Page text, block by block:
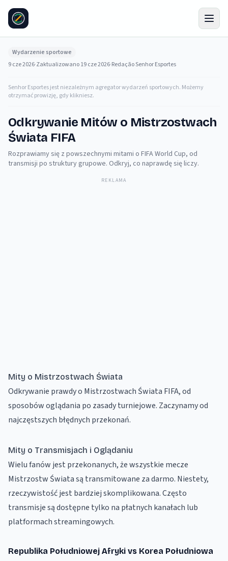
Wydarzenie sportowe
9 cze 2026·Zaktualizowano19 cze 2026·Redação Senhor Esportes
Senhor Esportes jest niezależnym agregator wydarzeń sportowych. Możemy
otrzymać prowizję, gdy klikniesz.
Odkrywanie Mitów o Mistrzostwach
Świata FIFA
Rozprawiamy się z powszechnymi mitami o FIFA World Cup, od
transmisji po struktury grupowe. Odkryj, co naprawdę się liczy.
REKLAMA
Mity o Mistrzostwach Świata
Odkrywanie prawdy o Mistrzostwach Świata FIFA, od
sposobów oglądania po zasady turniejowe. Zaczynamy od
najczęstszych błędnych przekonań.
Mity o Transmisjach i Oglądaniu
Wielu fanów jest przekonanych, że wszystkie mecze
Mistrzostw Świata są transmitowane za darmo. Niestety,
rzeczywistość jest bardziej skomplikowana. Często
transmisje są dostępne tylko na płatnych kanałach lub
platformach streamingowych.
Republika Południowej Afryki vs Korea Południowa